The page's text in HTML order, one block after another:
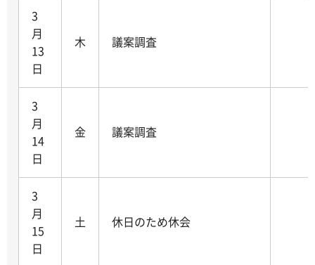
3
月
13
日
木 議案調査
3
月
14
日
金 議案調査
3
月
15
日
土 休日のため休会